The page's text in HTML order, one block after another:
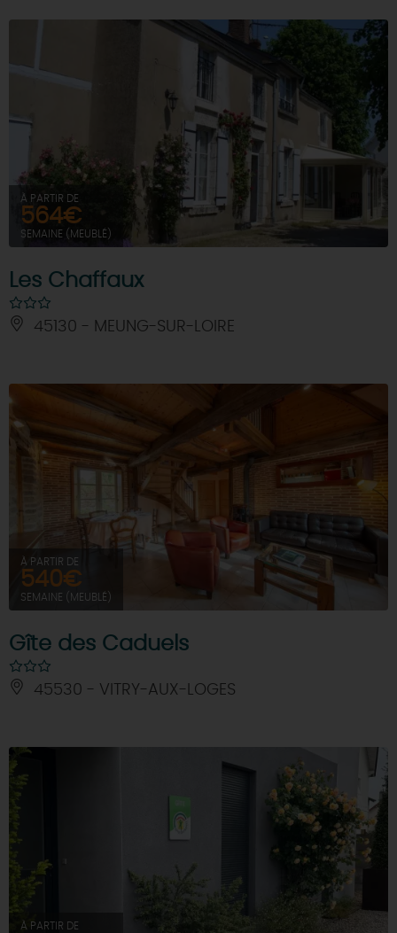
À PARTIR DE
564€
SEMAINE (MEUBLÉ)
Les Chaffaux
45130 - MEUNG-SUR-LOIRE
À PARTIR DE
540€
SEMAINE (MEUBLÉ)
Gîte des Caduels
45530 - VITRY-AUX-LOGES
À PARTIR DE